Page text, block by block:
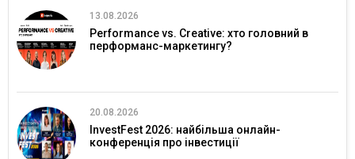
13.08.2026
Performance vs. Creative: хто головний в
перформанс-маркетингу?
20.08.2026
InvestFest 2026: найбільша онлайн-
конференція про інвестиції